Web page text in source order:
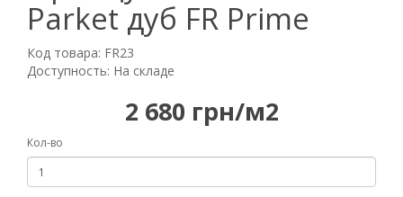
Parket дуб FR Prime
Код товара: FR23
Доступность: На складе
2 680 грн/м2
Кол-во